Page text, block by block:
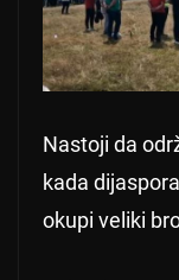
Nastoji da
kada
okupi veliki